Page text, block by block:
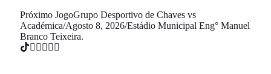
Próximo JogoGrupo Desportivo de Chaves vs
Académica/Agosto 8, 2026/Estádio Municipal Eng° Manuel
Branco Teixeira.